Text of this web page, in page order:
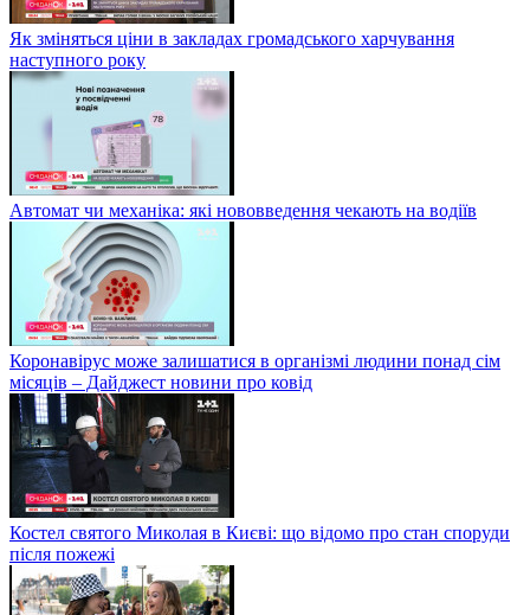
Як зміняться ціни в закладах громадського харчування
наступного року
Автомат чи механіка: які нововведення чекають на водіїв
Коронавірус може залишатися в організмі людини понад сім
місяців – Дайджест новини про ковід
Костел святого Миколая в Києві: що відомо про стан споруди
після пожежі